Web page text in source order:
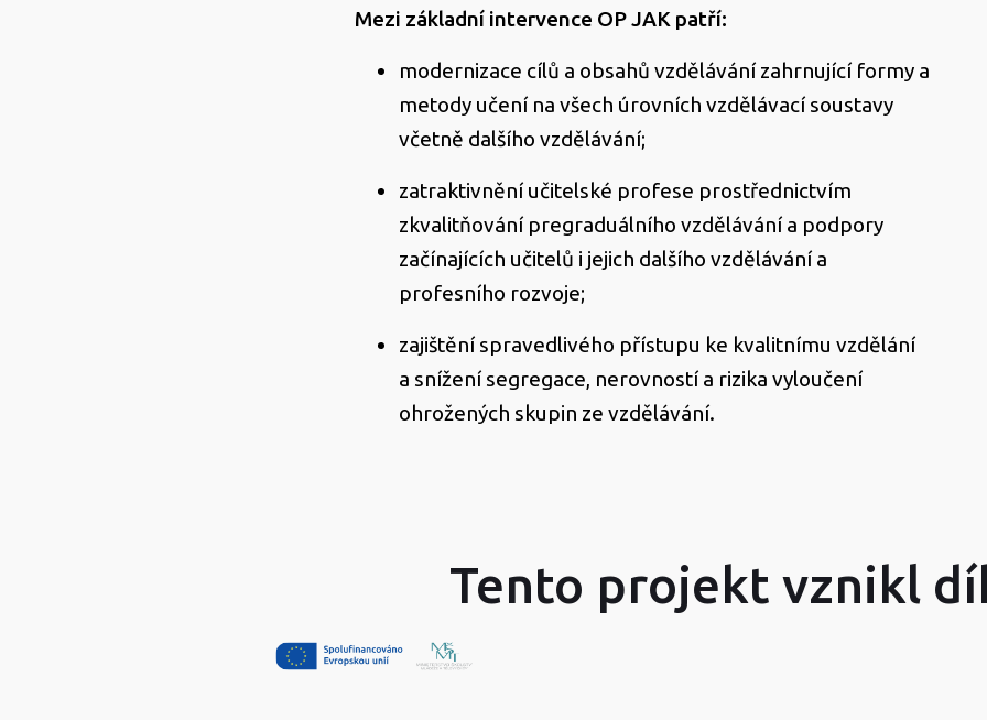
Mezi základní intervence OP JAK patří:
modernizace cílů a obsahů vzdělávání zahrnující formy a
metody učení na všech úrovních vzdělávací soustavy
včetně dalšího vzdělávání;
zatraktivnění učitelské profese prostřednictvím
zkvalitňování pregraduálního vzdělávání a podpory
začínajících učitelů i jejich dalšího vzdělávání a
profesního rozvoje;
zajištění spravedlivého přístupu ke kvalitnímu vzdělání
a snížení segregace, nerovností a rizika vyloučení
ohrožených skupin ze vzdělávání.
Tento projekt vznikl